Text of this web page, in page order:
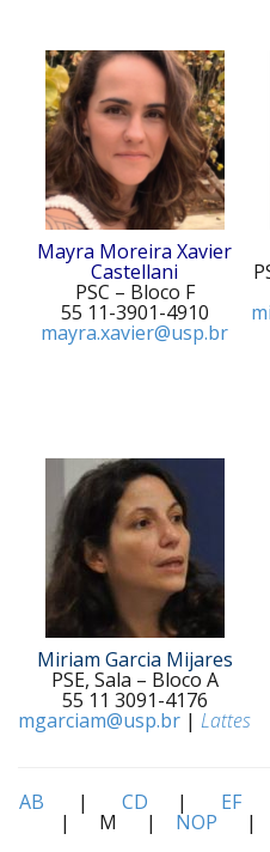
Mayra Moreira Xavier
Castellani
PSC – Bloco F
55 11-3901-4910
mayra.xavier@usp.br
Miriam Garcia Mijares
PSE, Sala – Bloco A
55 11 3091-4176
mgarciam@usp.br | Lattes
AB | CD | EF
| M | NOP